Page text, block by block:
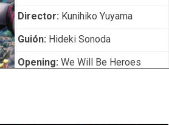
Director: Kunihiko Yuyama
Guión: Hideki Sonoda
Opening: We Will Be Heroes